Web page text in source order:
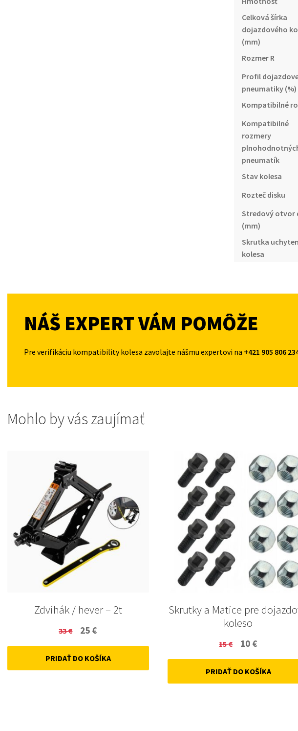
Celková šírka
dojazdového
(mm)
Rozmer R
Profil
pneumatiky (%)
Kompatibilné
Kompatibilné
rozmery
pneumatík
Stav kolesa
Rozteč disku
Stredový otvor
(mm)
Skrutka
kolesa
NÁŠ EXPERT VÁM POMÔŽE
Pre verifikáciu kompatibility kolesa zavolajte nášmu expertovi na +421 905 806
Mohlo by vás zaujímať
Zdvihák / hever – 2t
33€
Original
price
was:
25 €
price
is:
PRIDAŤ DO KOŠÍKA
Skrutky a Matice pre
koleso
15€
Original
price
was:
10 €
price
is:
PRIDAŤ DO KOŠÍKA